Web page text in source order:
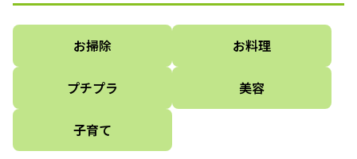
お掃除 お料理
プチプラ 美容
子育て